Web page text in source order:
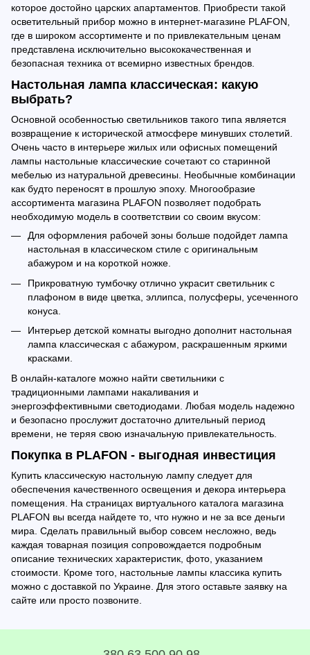
которое достойно царских апартаментов. Приобрести такой
осветительный прибор можно в интернет-магазине PLAFON,
где в широком ассортименте и по привлекательным ценам
представлена исключительно высококачественная и
безопасная техника от всемирно известных брендов.
Настольная лампа классическая: какую
выбрать?
Основной особенностью светильников такого типа является
возвращение к исторической атмосфере минувших столетий.
Очень часто в интерьере жилых или офисных помещений
лампы настольные классические сочетают со старинной
мебелью из натуральной древесины. Необычные комбинации
как будто переносят в прошлую эпоху. Многообразие
ассортимента магазина PLAFON позволяет подобрать
необходимую модель в соответствии со своим вкусом:
Для оформления рабочей зоны больше подойдет лампа
настольная в классическом стиле с оригинальным
абажуром и на короткой ножке.
Прикроватную тумбочку отлично украсит светильник с
плафоном в виде цветка, эллипса, полусферы, усеченного
конуса.
Интерьер детской комнаты выгодно дополнит настольная
лампа классическая с абажуром, раскрашенным яркими
красками.
В онлайн-каталоге можно найти светильники с
традиционными лампами накаливания и
энергоэффективными светодиодами. Любая модель надежно
и безопасно прослужит достаточно длительный период
времени, не теряя свою изначальную привлекательность.
Покупка в PLAFON - выгодная инвестиция
Купить классическую настольную лампу следует для
обеспечения качественного освещения и декора интерьера
помещения. На страницах виртуального каталога магазина
PLAFON вы всегда найдете то, что нужно и не за все деньги
мира. Сделать правильный выбор совсем несложно, ведь
каждая товарная позиция сопровождается подробным
описание технических характеристик, фото, указанием
стоимости. Кроме того, настольные лампы классика купить
можно с доставкой по Украине. Для этого оставьте заявку на
сайте или просто позвоните.